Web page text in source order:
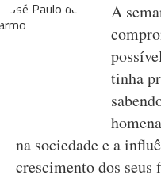
A
tinha
na sociedade e a
crescimento dos seus